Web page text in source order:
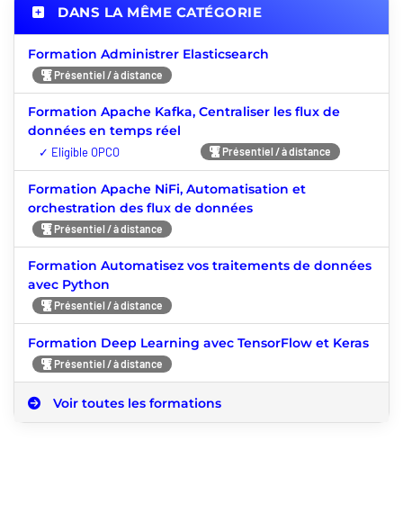
DANS LA MÊME CATÉGORIE
Formation Administrer Elasticsearch
Présentiel / à distance
Formation Apache Kafka, Centraliser les flux de
données en temps réel
Présentiel / à distance
Formation Apache NiFi, Automatisation et
orchestration des flux de données
Présentiel / à distance
Formation Automatisez vos traitements de données
avec Python
Présentiel / à distance
Formation Deep Learning avec TensorFlow et Keras
Présentiel / à distance
Voir toutes les formations